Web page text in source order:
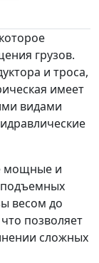
грузов.
и троса,
имеет
видами
мощные и
весом до
позволяет
сложных